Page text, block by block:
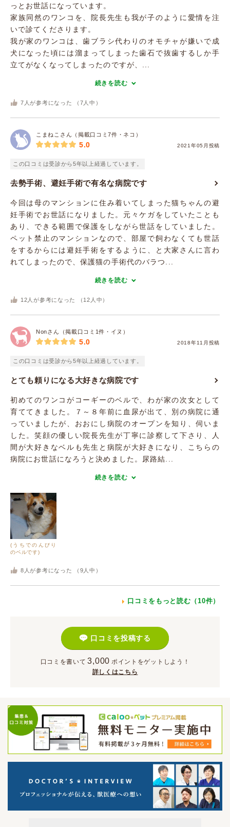
っとお世話になっています。
家族同然のワンコを、院長先生も我が子のように愛情を注
いで診てくださります。
我が家のワンコは、歯ブラシ代わりのオモチャが嫌いで成
犬になった頃には溜まってしまった歯石で抜歯するしか手
立てがなくなってしまったのですが、...
続きを読む
7 人が参考になった （ 7 人中）
こまねこさん（掲載口コミ7件・ネコ）
2021年05月投稿
5.0
この口コミは受診から5年以上経過しています。
去勢手術、避妊手術で有名な病院です
今回は母のマンションに住み着いてしまった猫ちゃんの避
妊手術でお世話になりました。元々ケガをしていたことも
あり、できる範囲で保護をしながら世話をしていました。
ペット禁止のマンションなので、部屋で飼わなくても世話
をするからには避妊手術をするように、と大家さんに言わ
れてしまったので、保護猫の手術代のバラつ...
続きを読む
12 人が参考になった （ 12 人中）
Nonさん（掲載口コミ1件・イヌ）
2018年11月投稿
5.0
この口コミは受診から5年以上経過しています。
とても頼りになる大好きな病院です
初めてのワンコがコーギーのベルで、わが家の次女として
育ててきました。７～８年前に血尿が出て、別の病院に通
っていましたが、おおにし病院のオープンを知り、伺いま
した。笑顔の優しい院長先生が丁寧に診察して下さり、人
間が大好きなベルも先生と病院が大好きになり、こちらの
病院にお世話になろうと決めました。尿路結...
続きを読む
(うちでのんびり
のベルです)
8 人が参考になった （ 9 人中）
口コミをもっと読む（10件）
口コミを投稿する
口コミを書いて 3,000 ポイント をゲットしよう！
詳しくはこちら